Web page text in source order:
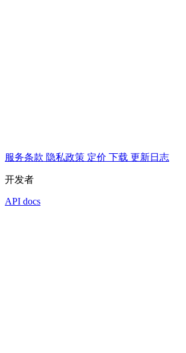
服务条款 隐私政策 定价 下载 更新日志
开发者
API docs